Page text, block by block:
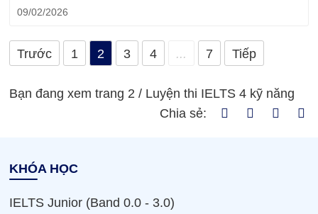
09/02/2026
Trước 1 2 3 4 ... 7 Tiếp
Bạn đang xem trang 2 / Luyện thi IELTS 4 kỹ năng
Chia sẻ:
KHÓA HỌC
IELTS Junior (Band 0.0 - 3.0)